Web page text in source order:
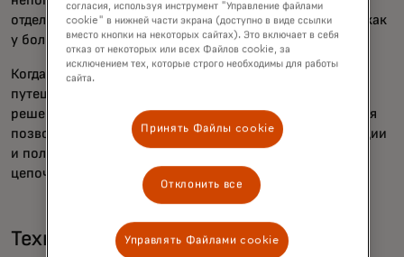
отдельных фермеров, чтобы передать сообщения, так как
у большинства членов не было телефонов.
Когда локдауны из-за COVID не позволили фермерам
путешествовать, он начал искать технологические
решения. «Мы слышали слухи о новой системе, которая
позволяет фермерам проводить безналичные транзакции
и получать доступ ко всему необходимому по всей
цепочке создания стоимости», — говорит он.
Технология, которая «изменила всё»
согласия, используя инструмент "Управление файлами
cookie" в нижней части экрана (доступно в виде ссылки
вместо кнопки на некоторых сайтах). Это включает в себя
отказ от некоторых или всех Файлов cookie, за
исключением тех, которые строго необходимы для работы
сайта.
Принять Файлы cookie
Отклонить все
Управлять Файлами cookie